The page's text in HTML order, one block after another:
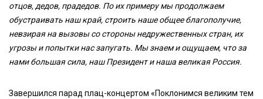
отцов, дедов, прадедов. По их примеру мы продолжаем
обустраивать наш край, строить наше общее благополучие,
невзирая на вызовы со стороны недружественных стран, их
угрозы и попытки нас запугать. Мы знаем и ощущаем, что за
нами большая сила, наш Президент и наша великая Россия.
Завершился парад плац-концертом «Поклонимся великим тем